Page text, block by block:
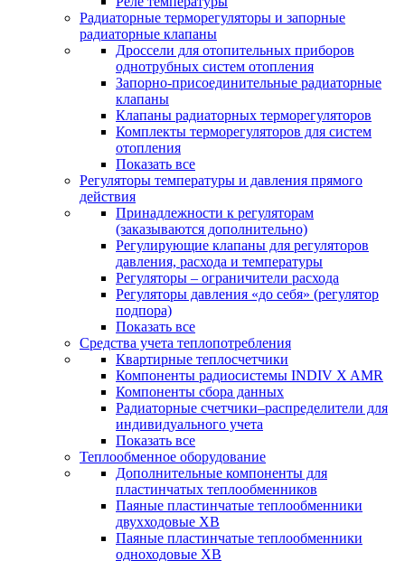
Радиаторные терморегуляторы и запорные
радиаторные клапаны
Дроссели для отопительных приборов
однотрубных систем отопления
Запорно-присоединительные радиаторные
клапаны
Клапаны радиаторных терморегуляторов
Комплекты терморегуляторов для систем
отопления
Показать все
Регуляторы температуры и давления прямого
действия
Принадлежности к регуляторам
(заказываются дополнительно)
Регулирующие клапаны для регуляторов
давления, расхода и температуры
Регуляторы – ограничители расхода
Регуляторы давления «до себя» (регулятор
подпора)
Показать все
Средства учета теплопотребления
Квартирные теплосчетчики
Компоненты радиосистемы INDIV X AMR
Компоненты сбора данных
Радиаторные счетчики–распределители для
индивидуального учета
Показать все
Теплообменное оборудование
Дополнительные компоненты для
пластинчатых теплообменников
Паяные пластинчатые теплообменники
двухходовые XB
Паяные пластинчатые теплообменники
одноходовые ХВ